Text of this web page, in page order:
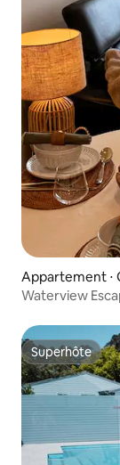
Appartement ⋅
Waterview
Superhôte
Superhôte